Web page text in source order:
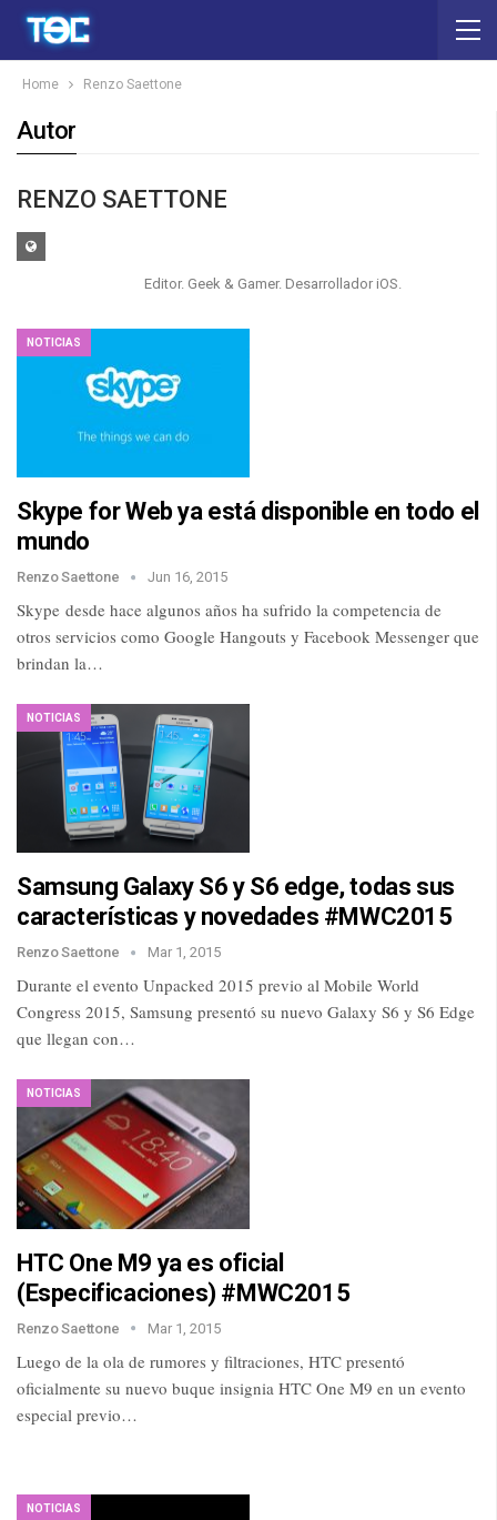
Home Renzo Saettone
Autor
RENZO SAETTONE
Editor. Geek & Gamer. Desarrollador iOS.
NOTICIAS
Skype for Web ya está disponible en todo el
mundo
Renzo Saettone Jun 16, 2015
Skype desde hace algunos años ha sufrido la competencia de
otros servicios como Google Hangouts y Facebook Messenger que
brindan la…
NOTICIAS
Samsung Galaxy S6 y S6 edge, todas sus
características y novedades #MWC2015
Renzo Saettone Mar 1, 2015
Durante el evento Unpacked 2015 previo al Mobile World
Congress 2015, Samsung presentó su nuevo Galaxy S6 y S6 Edge
que llegan con…
NOTICIAS
HTC One M9 ya es oficial
(Especificaciones) #MWC2015
Renzo Saettone Mar 1, 2015
Luego de la ola de rumores y filtraciones, HTC presentó
oficialmente su nuevo buque insignia HTC One M9 en un evento
especial previo…
NOTICIAS